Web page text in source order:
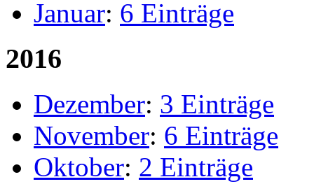
Januar: 6 Einträge
2016
Dezember: 3 Einträge
November: 6 Einträge
Oktober: 2 Einträge